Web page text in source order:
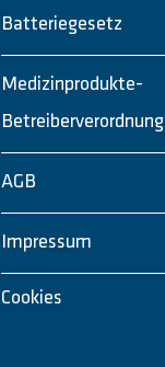
Batteriegesetz
Medizinprodukte-
Betreiberverordnung
AGB
Impressum
Cookies